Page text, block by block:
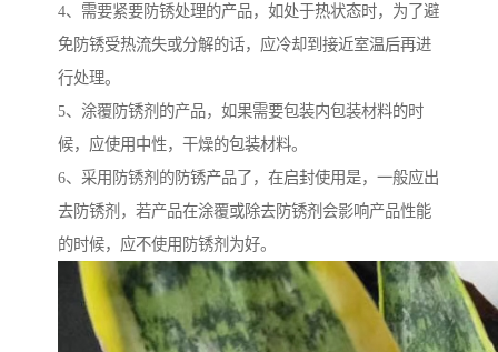
4、需要紧要防锈处理的产品，如处于热状态时，为了避
免防锈受热流失或分解的话，应冷却到接近室温后再进
行处理。
5、涂覆防锈剂的产品，如果需要包装内包装材料的时
候，应使用中性，干燥的包装材料。
6、采用防锈剂的防锈产品了，在启封使用是，一般应出
去防锈剂，若产品在涂覆或除去防锈剂会影响产品性能
的时候，应不使用防锈剂为好。